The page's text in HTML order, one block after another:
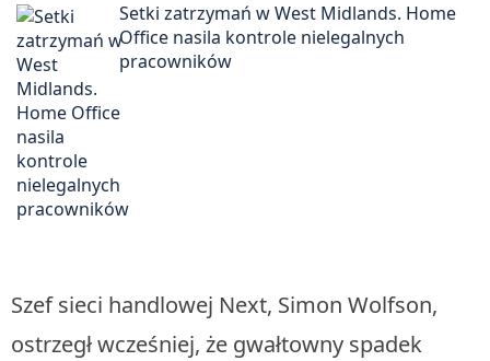
Setki zatrzymań w West Midlands. Home
Office nasila kontrole nielegalnych
pracowników
Szef sieci handlowej Next, Simon Wolfson,
ostrzegł wcześniej, że gwałtowny spadek